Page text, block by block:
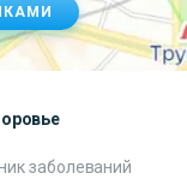
заболеваний